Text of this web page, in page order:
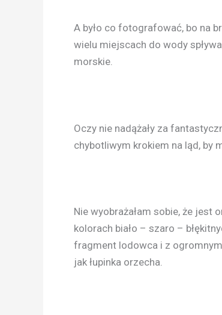
A było co fotografować, bo na
wielu miejscach do wody
morskie.
Oczy nie nadążały za
chybotliwym krokiem na ląd, by
Nie wyobrażałam sobie, że jest
kolorach biało – szaro –
fragment lodowca i z
jak łupinka orzecha.